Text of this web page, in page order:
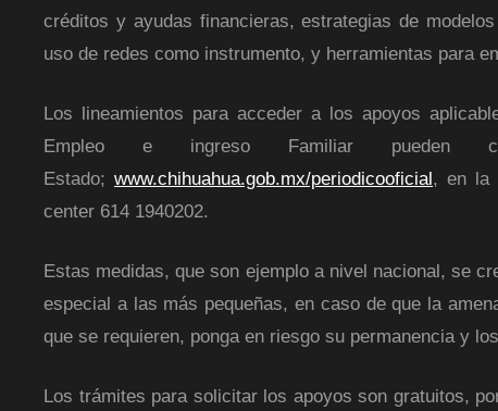
créditos y ayudas financieras, estrategias de
uso de redes como instrumento, y herramientas para
Los lineamientos para acceder a los apoyos
Empleo e ingreso Familiar pueden
Estado; www.chihuahua.gob.mx/periodicooficial, en la
center 614 1940202.
Estas medidas, que son ejemplo a nivel nacional, se
especial a las más pequeñas, en caso de que la
que se requieren, ponga en riesgo su permanencia y
Los trámites para solicitar los apoyos son gratuitos,